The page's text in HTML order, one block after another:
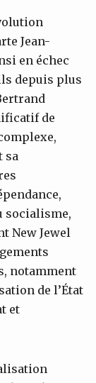
Jean-
en échec
depuis plus
de
sa
socialisme,
New Jewel
notamment
de l’État
et